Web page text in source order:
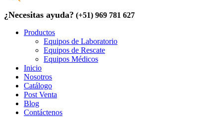
¿Necesitas ayuda? (+51) 969 781 627
Productos
Equipos de Laboratorio
Equipos de Rescate
Equipos Médicos
Inicio
Nosotros
Catálogo
Post Venta
Blog
Contáctenos